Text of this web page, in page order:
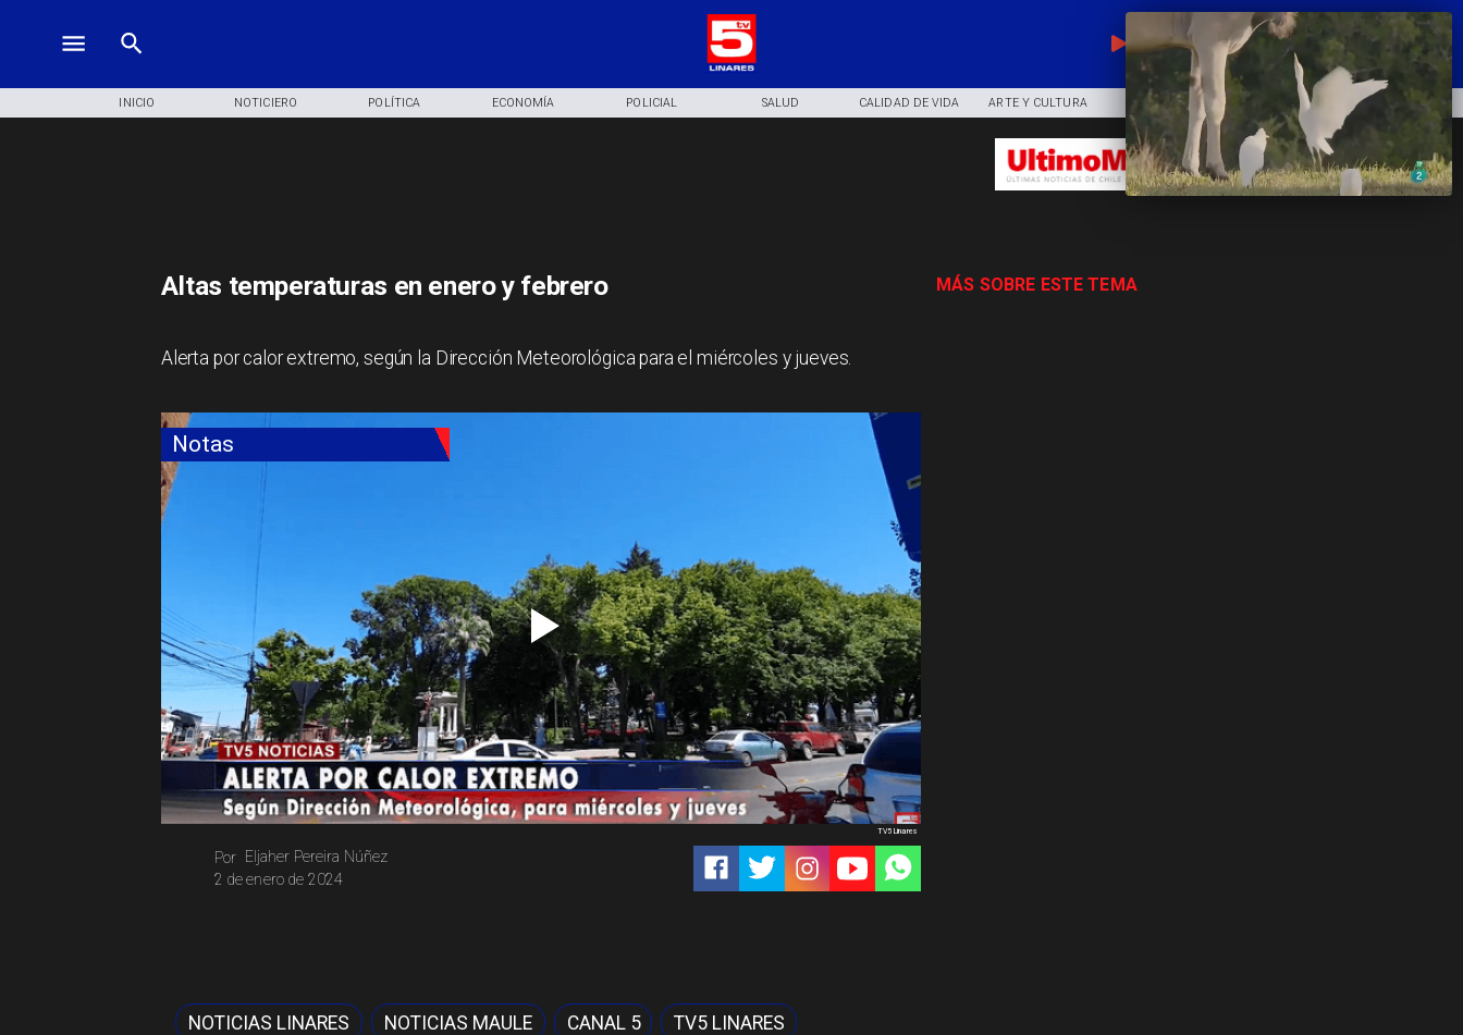
EN VIVO
INICIO NOTICIERO POLÍTICA ECONOMÍA POLICIAL SALUD CALIDAD DE VIDA ARTE Y CULTURA COMUNIDAD DEPORTES
Notas
Eljaher Pereira Núñez
Por
2 de enero de 2024
TV5 Linares
MÁS SOBRE ESTE TEMA
Altas temperaturas en enero y febrero
Alerta por calor extremo, según la Dirección Meteorológica para el miércoles y jueves.
NOTICIAS LINARES NOTICIAS MAULE CANAL 5 TV5 LINARES